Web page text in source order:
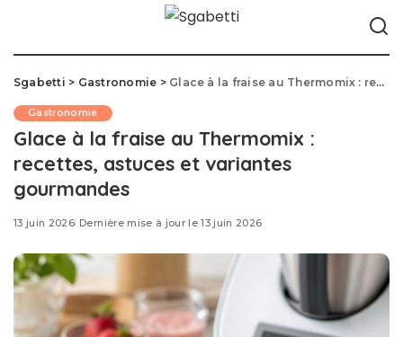
Sgabetti > Gastronomie > Glace à la fraise au Thermomix : recettes, astuces et variantes gourmandes
Gastronomie
Glace à la fraise au Thermomix :
recettes, astuces et variantes
gourmandes
13 juin 2026 Dernière mise à jour le 13 juin 2026